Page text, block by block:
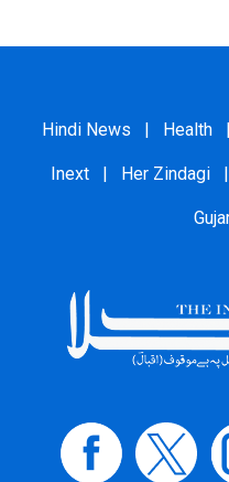
Hindi News | Health |
Inext | Her Zindagi |